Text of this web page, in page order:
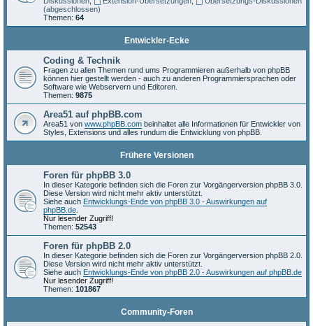
(abgeschlossen)
Themen: 64
Entwickler-Ecke
Coding & Technik
Fragen zu allen Themen rund ums Programmieren außerhalb von phpBB
können hier gestellt werden - auch zu anderen Programmiersprachen oder
Software wie Webservern und Editoren.
Themen: 9875
Area51 auf phpBB.com
Area51 von www.phpBB.com beinhaltet alle Informationen für Entwickler von
Styles, Extensions und alles rundum die Entwicklung von phpBB.
Frühere Versionen
Foren für phpBB 3.0
In dieser Kategorie befinden sich die Foren zur Vorgängerversion phpBB 3.0.
Diese Version wird nicht mehr aktiv unterstützt.
Siehe auch Entwicklungs-Ende von phpBB 3.0 - Auswirkungen auf
phpBB.de
Nur lesender Zugriff!
Themen: 52543
Foren für phpBB 2.0
In dieser Kategorie befinden sich die Foren zur Vorgängerversion phpBB 2.0.
Diese Version wird nicht mehr aktiv unterstützt.
Siehe auch Entwicklungs-Ende von phpBB 2.0 - Auswirkungen auf phpBB.de
Nur lesender Zugriff!
Themen: 101867
Community-Foren